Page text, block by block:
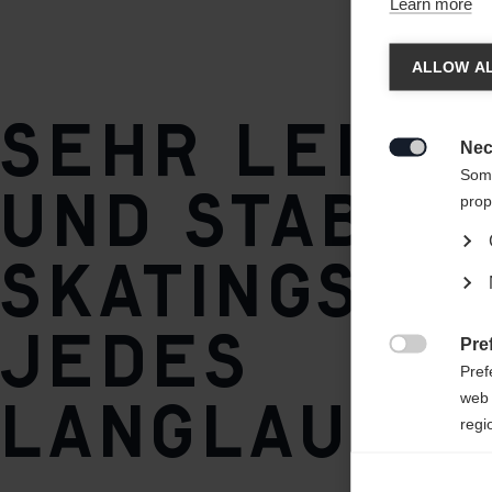
Belag / Steigzone
World Cup Pro
Kern
AIR CORE® Basalite Pro
Platte
Sehr
und
Skatingski
jedes
ALLOW
web